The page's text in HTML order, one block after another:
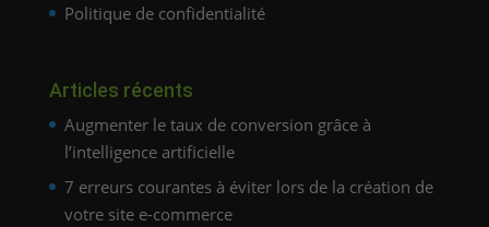
Politique de confidentialité
Articles récents
Augmenter le taux de conversion grâce à
l’intelligence artificielle
7 erreurs courantes à éviter lors de la création de
votre site e-commerce